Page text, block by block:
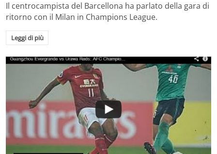
Il centrocampista del Barcellona ha parlato della gara di
ritorno con il Milan in Champions League.
Leggi di più